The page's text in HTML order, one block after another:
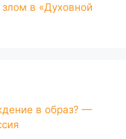
в «Духовной
в образ? —